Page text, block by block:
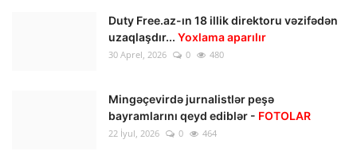
Duty Free.az-ın 18 illik direktoru vəzifədən
uzaqlaşdır... Yoxlama aparılır
30 Aprel, 2026 0 480
Mingəçevirdə jurnalistlər peşə
bayramlarını qeyd ediblər - FOTOLAR
22 İyul, 2026 0 464